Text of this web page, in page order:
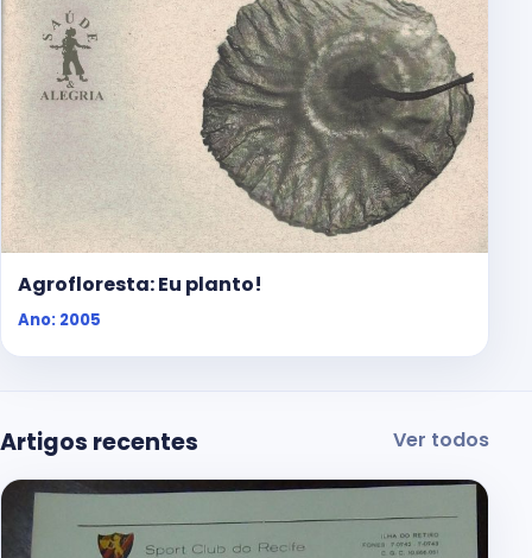
Agrofloresta: Eu planto!
Ano: 2005
Artigos recentes Ver todos